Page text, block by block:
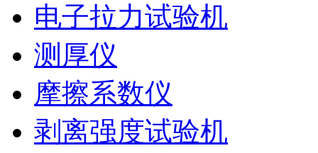
电子拉力试验机
测厚仪
摩擦系数仪
剥离强度试验机